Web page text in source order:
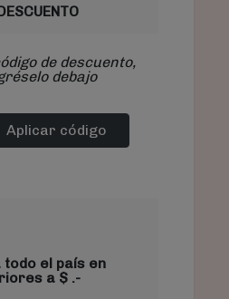
de descuento,
debajo
Aplicar código
el país en
a $ .-